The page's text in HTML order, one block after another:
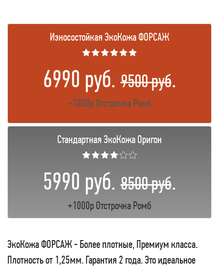
Износостойкая ЭкоКожа ФОРСАЖ
★★★★★★
6990 руб.9500 руб.
+1000р Отстрочка Ромб
Стандартная ЭкоКожа Оригон
★★★★☆☆
5990 руб.8500 руб.
+1000р Отстрочка Ромб
ЭкоКожа ФОРСАЖ - Более плотные, Премиум класса.
Плотность от 1,25мм. Гарантия 2 года. Это идеальное